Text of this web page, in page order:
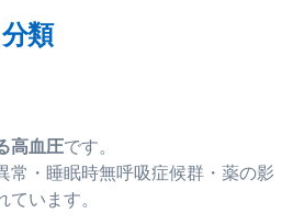
類
高血圧です。
常・睡眠時無呼吸症候群・薬の影
います。